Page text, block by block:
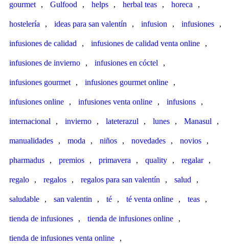
gourmet , Gulfood , helps , herbal teas , horeca ,
hostelería , ideas para san valentín , infusion , infusiones ,
infusiones de calidad , infusiones de calidad venta online ,
infusiones de invierno , infusiones en cóctel ,
infusiones gourmet , infusiones gourmet online ,
infusiones online , infusiones venta online , infusions ,
internacional , invierno , lateterazul , lunes , Manasul ,
manualidades , moda , niños , novedades , novios ,
pharmadus , premios , primavera , quality , regalar ,
regalo , regalos , regalos para san valentín , salud ,
saludable , san valentin , té , té venta online , teas ,
tienda de infusiones , tienda de infusiones online ,
tienda de infusiones venta online ,